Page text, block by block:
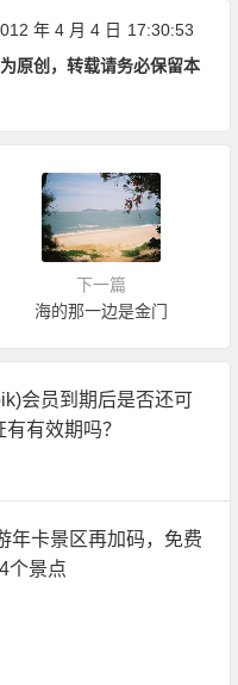
年 4 月 4 日 17:30:53
原创，转载请务必保留本
下一篇
海的那一边是金门
会员到期后是否还可
有效期吗？
年卡景区再加码，免费
个景点